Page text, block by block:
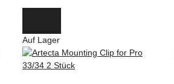
Auf Lager